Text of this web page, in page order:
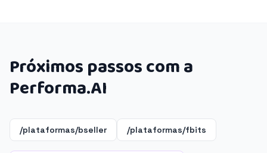
Próximos passos com a
Performa.AI
/plataformas/bseller /plataformas/fbits